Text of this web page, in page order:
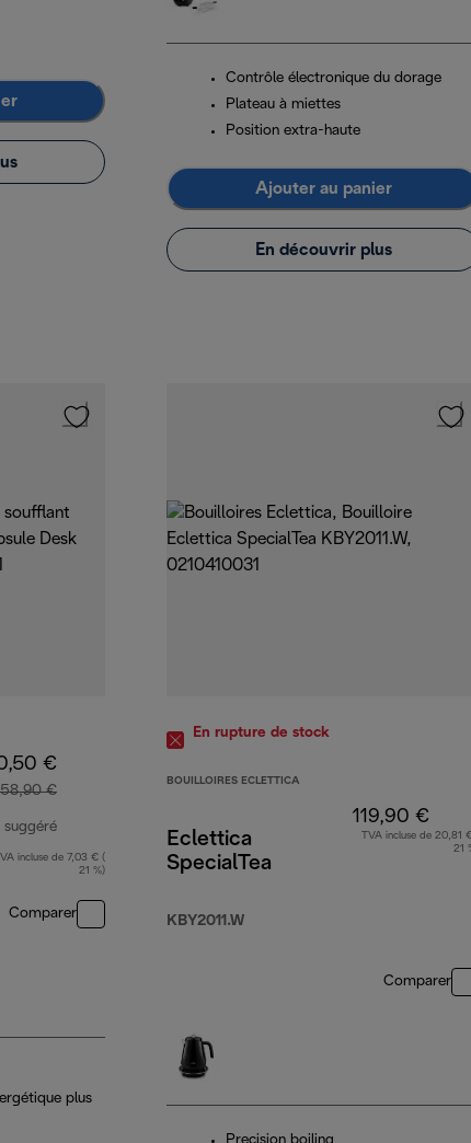
Contrôle électronique du dorage
Plateau à miettes
Position extra-haute
Ajouter au panier
En découvrir plus
€
58,90 €
suggéré
prix original 58,90 €
incluse de 7,03 € (
21 %)
Comparer
plus
En rupture de stock
BOUILLOIRES ECLETTICA
Eclettica
SpecialTea
KBY2011.W
119,90 €
TVA incluse de 20,81
21
Comparer